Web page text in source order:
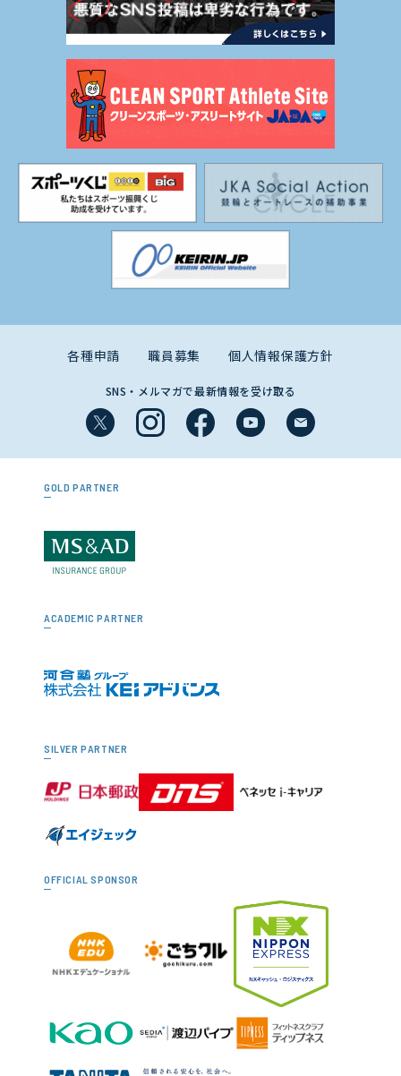
各種申請 職員募集 個人情報保護方針
SNS・メルマガで最新情報を受け取る
GOLD PARTNER
ACADEMIC PARTNER
SILVER PARTNER
OFFICIAL SPONSOR